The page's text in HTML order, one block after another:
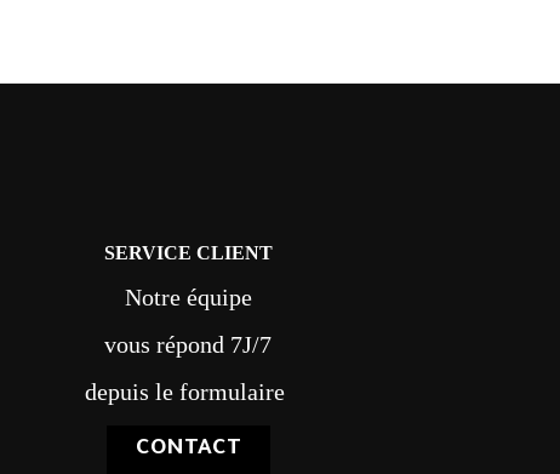
SERVICE CLIENT
Notre équipe
vous répond 7J/7
depuis le formulaire
CONTACT